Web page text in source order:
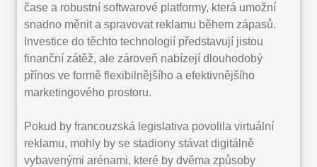
čase a robustní softwarové platformy, která umožní
snadno měnit a spravovat reklamu během zápasů.
Investice do těchto technologií představují jistou
finanční zátěž, ale zároveň nabízejí dlouhodobý
přínos ve formě flexibilnějšího a efektivnějšího
marketingového prostoru.
Pokud by francouzská legislativa povolila virtuální
reklamu, mohly by se stadiony stávat digitálně
vybavenými arénami, které by dvěma způsoby